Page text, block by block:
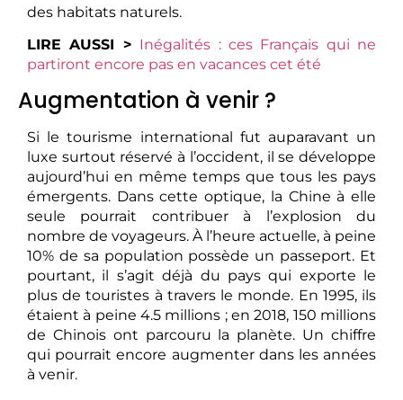
des habitats naturels.
LIRE AUSSI > Inégalités : ces Français qui ne
partiront encore pas en vacances cet été
Augmentation à venir ?
Si le tourisme international fut auparavant un
luxe surtout réservé à l’occident, il se développe
aujourd’hui en même temps que tous les pays
émergents. Dans cette optique, la Chine à elle
seule pourrait contribuer à l’explosion du
nombre de voyageurs. À l’heure actuelle, à peine
10% de sa population possède un passeport. Et
pourtant, il s’agit déjà du pays qui exporte le
plus de touristes à travers le monde. En 1995, ils
étaient à peine 4.5 millions ; en 2018, 150 millions
de Chinois ont parcouru la planète. Un chiffre
qui pourrait encore augmenter dans les années
à venir.